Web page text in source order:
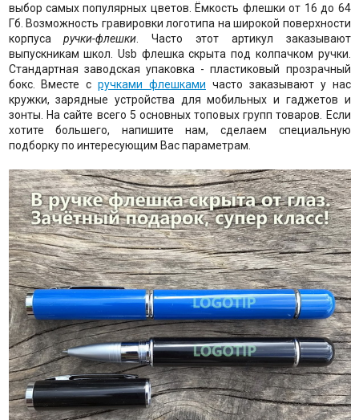
выбор самых популярных цветов. Ёмкость флешки от 16 до 64
Гб. Возможность гравировки логотипа на широкой поверхности
корпусаручки-флешки . Часто этот артикул заказывают
выпускникам школ. Usb флешка скрыта под колпачком ручки.
Стандартная заводская упаковка - пластиковый прозрачный
бокс. Вместе сручками флешками часто заказывают у нас
кружки, зарядные устройства для мобильных и гаджетов и
зонты. На сайте всего 5 основных топовых групп товаров. Если
хотите большего, напишите нам, сделаем специальную
подборку по интересующим Вас параметрам.